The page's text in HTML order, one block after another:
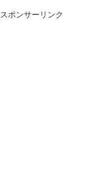
スポンサーリンク